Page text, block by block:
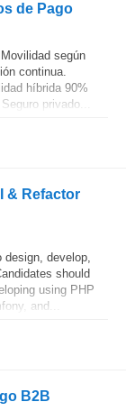
de Pago
según
continua.
híbrida 90%
privado...
& Refactor
design, develop,
should
using PHP
and...
B2B